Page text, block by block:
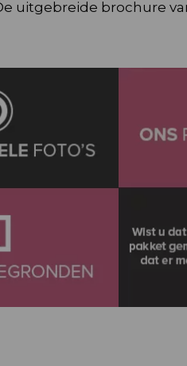
uitgebreide brochure